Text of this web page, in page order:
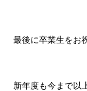
最後に卒業生をお
新年度も今まで以